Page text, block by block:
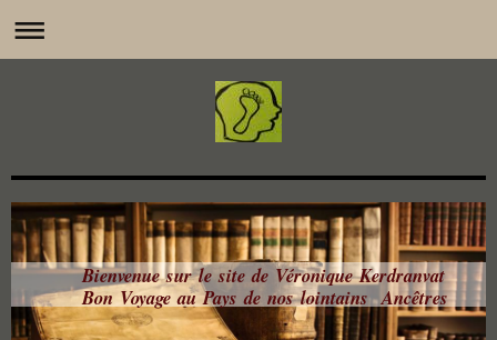
Bienvenue sur le site de Véronique Kerdranvat
Bon Voyage au Pays de nos lointains Ancêtres